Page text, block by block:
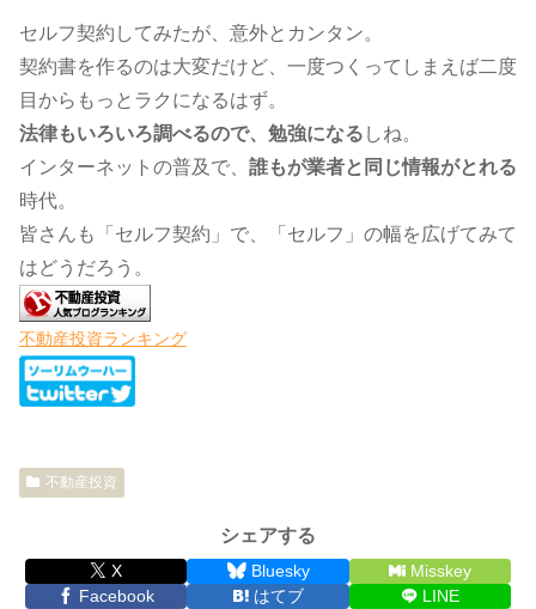
セルフ契約してみたが、意外とカンタン。
契約書を作るのは大変だけど、一度つくってしまえば二度
目からもっとラクになるはず。
法律もいろいろ調べるので、勉強になる しね。
インターネットの普及で、 誰もが業者と同じ情報がとれる
時代。
皆さんも「セルフ契約」で、「セルフ」の幅を広げてみて
はどうだろう。
不動産投資ランキング
不動産投資
シェアする
X Bluesky
Misskey
Facebook
はてブ
LINE